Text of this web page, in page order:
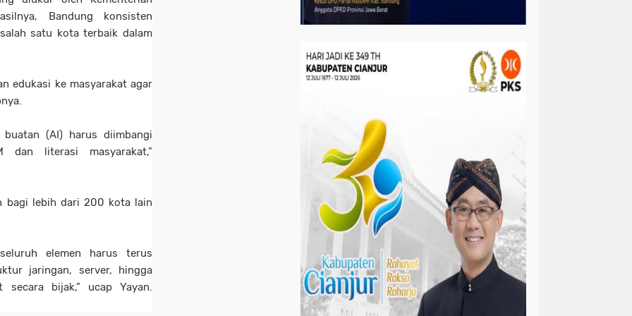
Bandung konsisten
satu kota terbaik dalam
edukasi ke masyarakat agar
buatan (AI) harus diimbangi
dan literasi masyarakat,”
bagi lebih dari 200 kota lain
elemen harus terus
jaringan, server, hingga
secara bijak,” ucap Yayan.